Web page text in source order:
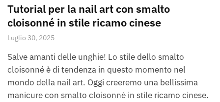
Tutorial per la nail art con smalto
cloisonné in stile ricamo cinese
Luglio 30, 2025
Salve amanti delle unghie! Lo stile dello smalto
cloisonné è di tendenza in questo momento nel
mondo della nail art. Oggi creeremo una bellissima
manicure con smalto cloisonné in stile ricamo cinese.